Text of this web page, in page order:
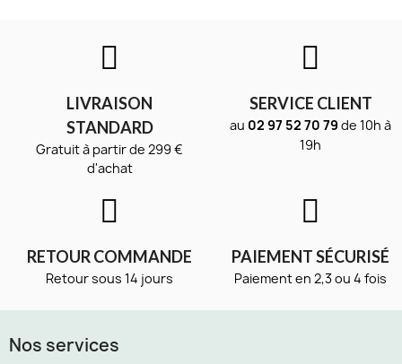
LIVRAISON
STANDARD
Gratuit à partir de 299 €
d'achat
SERVICE CLIENT
au 02 97 52 70 79 de 10h à
19h
RETOUR COMMANDE
Retour sous 14 jours
PAIEMENT SÉCURISÉ
Paiement en 2,3 ou 4 fois
Nos services